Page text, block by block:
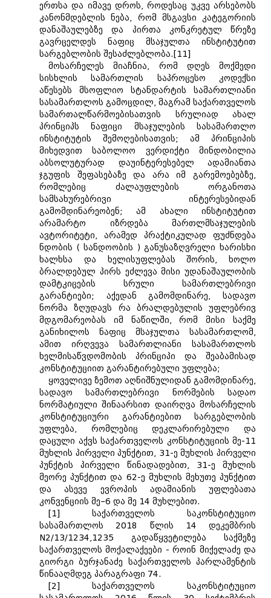
ერთსა და იმავე დროს, როდესაც უკვე არსებობს
კანონმდებლის ნება, რომ მსგავსი კატეგორიის
დანაშაულებზე და პირთა კონკრეტულ წრეზე
გავრცელდეს ნაფიც მსაჯულთა ინსტიტუტით
სარგებლობის შესაძლებლობა.[11]
მოსარჩელეს მიაჩნია, რომ დღეს მოქმედი
სისხლის სამართლის საპროცესო კოდექსი
აწესებს მსოფლიო სტანდარტის სამართლიანი
სასამართლოს გამოცდილ, მაგრამ საქართველოს
სამართალწარმოებისათვის სრულიად ახალ
პრინციპს ნაფიცი მსაჯულების სასამართლო
ინსტიტუტის შემოღებისათვის; ამ პრინციპის
მიხედვით საბოლოო ვერდიქტი მინდობილია
აბსოლუტურად დაუინტერესებელ ადამიანთა
ჯგუფის შეფასებაზე და არა იმ გარემოებებზე,
რომლებიც ძალაუფლების ორგანოთა
სამსახურებრივი ინტერესებიდან
გამომდინარეობენ; ამ ახალი ინსტიტუტით
არამარტო იზრდება მართლმსაჯულების
ავტორიტეტი, არამედ პრაქტიკულად ფუძნდება
ნდობის ( სანდოობის ) განუსაზღვრელი ხარისხი
ხალხსა და ხელისუფლებას შორის, ხოლო
ბრალდებულ პირს ეძლევა მისი უდანაშაულობის
დამტკიცების სრული სამართლებრივი
გარანტიები; აქედან გამომდინარე, სადავო
ნორმა ზღუდავს რა ბრალდებულის უფლებრივ
მდგომარეობას იმ ნაწილში, რომ მისი საქმე
განიხილოს ნაფიც მსაჯულთა სასამართლომ,
ამით ირღვევა სამართლიანი სასამართლოს
ხელმისაწვდომობის პრინციპი და შეაბამისად
კონსტიტუციით გარანტირებული უფლება;
ყოველივე ზემოთ აღნიშნულიდან გამომდინარე,
სადავო სამართლებრივი ნორმების სადაო
ნორმატიული შინაარსით დაირღვა მოსარჩელის
კონსტიტუციური გარანტიებით სარგებლობის
უფლება, რომლებიც დეკლარირებული და
დაცული აქვს საქართველოს კონსტიტუციის მე-11
მუხლის პირველი პუნქტით, 31-ე მუხლის პირველი
პუნქტის პირველი წინადადებით, 31-ე მუხლის
მეორე პუნქტით და 62-ე მუხლის მეხუთე პუნქტით
და ასევე ევროპის ადამიანის უფლებათა
კონვენციის მე–6 და მე 14 მუხლებით.
[1] საქართველოს საკონსტიტუციო
სასამართლოს 2018 წლის 14 დეკემბრის
N2/13/1234,1235 გადაწყვეტილება საქმეზე
საქართველოს მოქალაქეები - როინ მიქელაძე და
გიორგი ბურჯანაძე საქართველოს პარლამენტის
წინააღმდეგ პარაგრაფი 74.
[2] საქართველოს საკონსტიტუციო